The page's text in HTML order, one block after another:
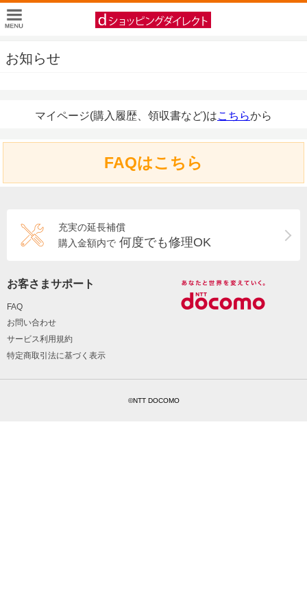
お知らせ
マイページ(購入履歴、領収書など)はこちらから
FAQはこちら
充実の延長補償
購入金額内で 何度でも修理OK
お客さまサポート
FAQ
お問い合わせ
サービス利用規約
特定商取引法に基づく表示
©NTT DOCOMO